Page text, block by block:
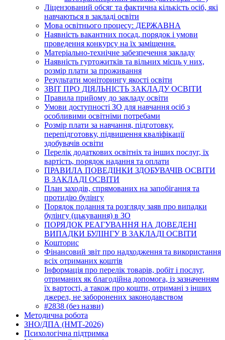
Ліцензований обсяг та фактична кількість осіб, які
навчаються в закладі освіти
Мова освітнього процесу: ДЕРЖАВНА
Наявність вакантних посад, порядок і умови
проведення конкурсу на їх заміщення.
Матеріально-технічне забезпечення закладу
Наявність гуртожитків та вільних місць у них,
розмір плати за проживання
Результати моніторингу якості освіти
ЗВІТ ПРО ДІЯЛЬНІСТЬ ЗАКЛАДУ ОСВІТИ
Правила прийому до закладу освіти
Умови доступності ЗО для навчання осіб з
особливими освітніми потребами
Розмір плати за навчання, підготовку,
перепідготовку, підвищення кваліфікації
здобувачів освіти
Перелік додаткових освітніх та інших послуг, їх
вартість, порядок надання та оплати
ПРАВИЛА ПОВЕДІНКИ ЗДОБУВАЧІВ ОСВІТИ
В ЗАКЛАДІ ОСВІТИ
План заходів, спрямованих на запобігання та
протидію булінгу
Порядок подання та розгляду заяв про випадки
булінгу (цькування) в ЗО
ПОРЯДОК РЕАГУВАННЯ НА ДОВЕДЕНІ
ВИПАДКИ БУЛІНГУ В ЗАКЛАДІ ОСВІТИ
Кошторис
Фінансовий звіт про надходження та використання
всіх отриманих коштів
Інформація про перелік товарів, робіт і послуг,
отриманих як благодійна допомога, із зазначенням
їх вартості, а також про кошти, отримані з інших
джерел, не заборонених законодавством
#2838 (без назви)
Методична робота
ЗНО/ДПА (НМТ-2026)
Психологічна підтримка